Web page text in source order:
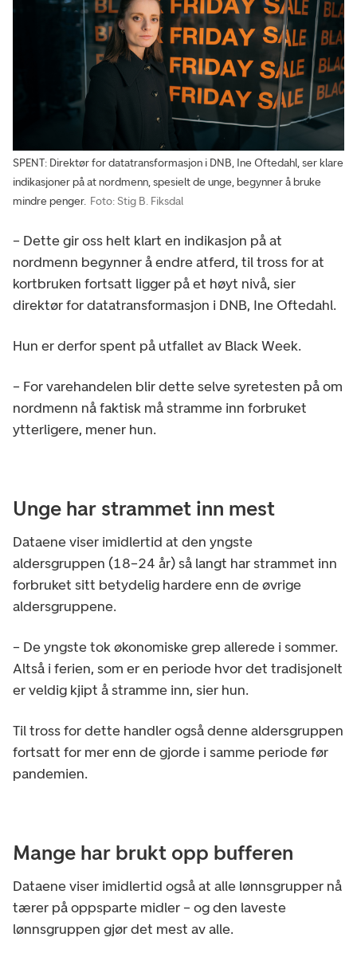
SPENT: Direktør for datatransformasjon i DNB, Ine Oftedahl, ser klare
indikasjoner på at nordmenn, spesielt de unge, begynner å bruke
mindre penger. Foto: Stig B. Fiksdal
– Dette gir oss helt klart en indikasjon på at
nordmenn begynner å endre atferd, til tross for at
kortbruken fortsatt ligger på et høyt nivå, sier
direktør for datatransformasjon i DNB, Ine Oftedahl.
Hun er derfor spent på utfallet av Black Week.
– For varehandelen blir dette selve syretesten på om
nordmenn nå faktisk må stramme inn forbruket
ytterligere, mener hun.
Unge har strammet inn mest
Dataene viser imidlertid at den yngste
aldersgruppen (18–24 år) så langt har strammet inn
forbruket sitt betydelig hardere enn de øvrige
aldersgruppene.
– De yngste tok økonomiske grep allerede i sommer.
Altså i ferien, som er en periode hvor det tradisjonelt
er veldig kjipt å stramme inn, sier hun.
Til tross for dette handler også denne aldersgruppen
fortsatt for mer enn de gjorde i samme periode før
pandemien.
Mange har brukt opp bufferen
Dataene viser imidlertid også at alle lønnsgrupper nå
tærer på oppsparte midler – og den laveste
lønnsgruppen gjør det mest av alle.